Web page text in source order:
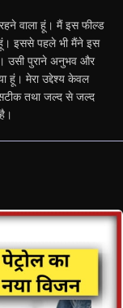
वाला हूं। मैं इस फील्ड
हूं। इससे पहले भी मैंने इस
उसी पुराने अनुभव और
हूं। मेरा उद्देश्य केवल
सटीक तथा जल्द से जल्द